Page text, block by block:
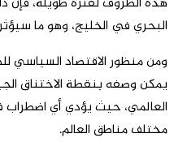
البحري في الخليج، وهو ما
ومن منظور الاقتصاد السياسي
يمكن وصفه بنقطة الاختناق
العالمي، حيث يؤدي أي اضطراب
مختلف مناطق العالم.